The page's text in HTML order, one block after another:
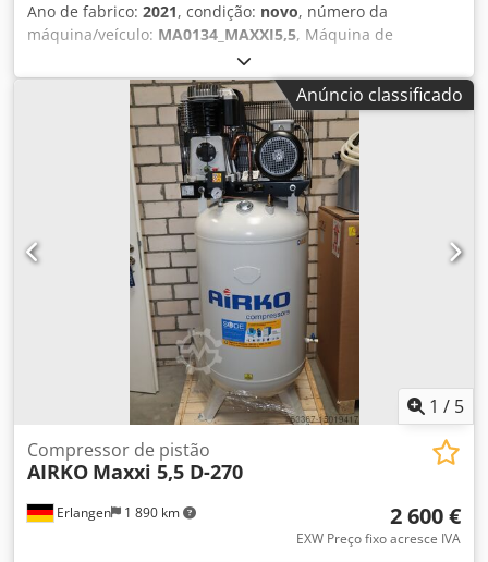
Ano de fabrico: 2021, condição: novo, número da
máquina/veículo: MA0134_MAXXI5,5, Máquina de
exposição: novo compressor de pistão imediatamente
disponível (plug and play): AIRKO MAXXI 5,5 D - 270 - 10
bar com receptor de ar horizontal de 270 litros Ano: 2021
O compressor tem 1 hora de funcionamento e está
imediatamente disponível. 2 cilindros Credpfx Ajhu R
Akogrjf pressão: 10 bar Potência nominal: 5,5 kW Taxa de
entrega a 7 bar : 605 l/min Nível sonoro: 80 dB(A) Saída de
ar comprimido: 1/2". Dimensões comprimento x largura x
altura: 170 x 56 x 134 cm Peso: 181 kg Possibilidade de
aluguer conveniente através do nosso banco da casa.
Visite a nossa loja. Temos sempre uma grande selecção de
compressores novos e usados em stock! Disponível
Anúncio classificado
1 / 5
Erlangen 1 890 km
Compressor de pistão
AIRKO Maxxi 5,5 D-270
2 600 €
EXW Preço fixo acresce IVA